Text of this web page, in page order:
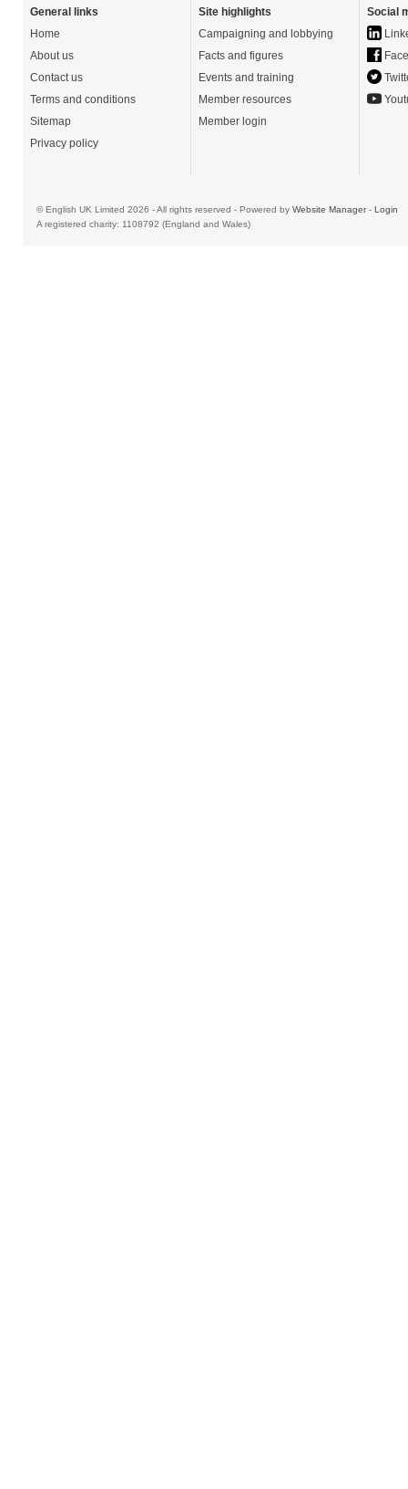
General links
Home
About us
Contact us
Terms and conditions
Sitemap
Privacy policy
Site highlights
Campaigning and lobbying
Facts and figures
Events and training
Member resources
Member login
Social
© English UK Limited 2026 - All rights reserved - Powered by Website Manager- Login
A registered charity: 1108792 (England and Wales)